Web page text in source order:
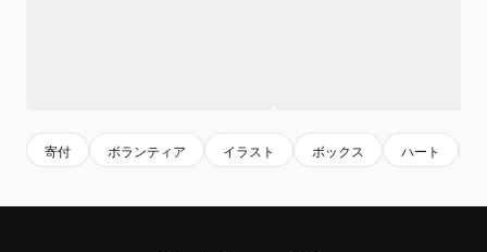
寄付 ボランティア イラスト ボックス ハート